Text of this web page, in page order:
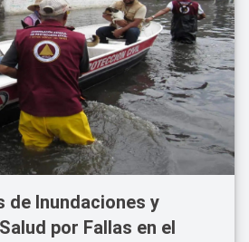
de Inundaciones y
por Fallas en el